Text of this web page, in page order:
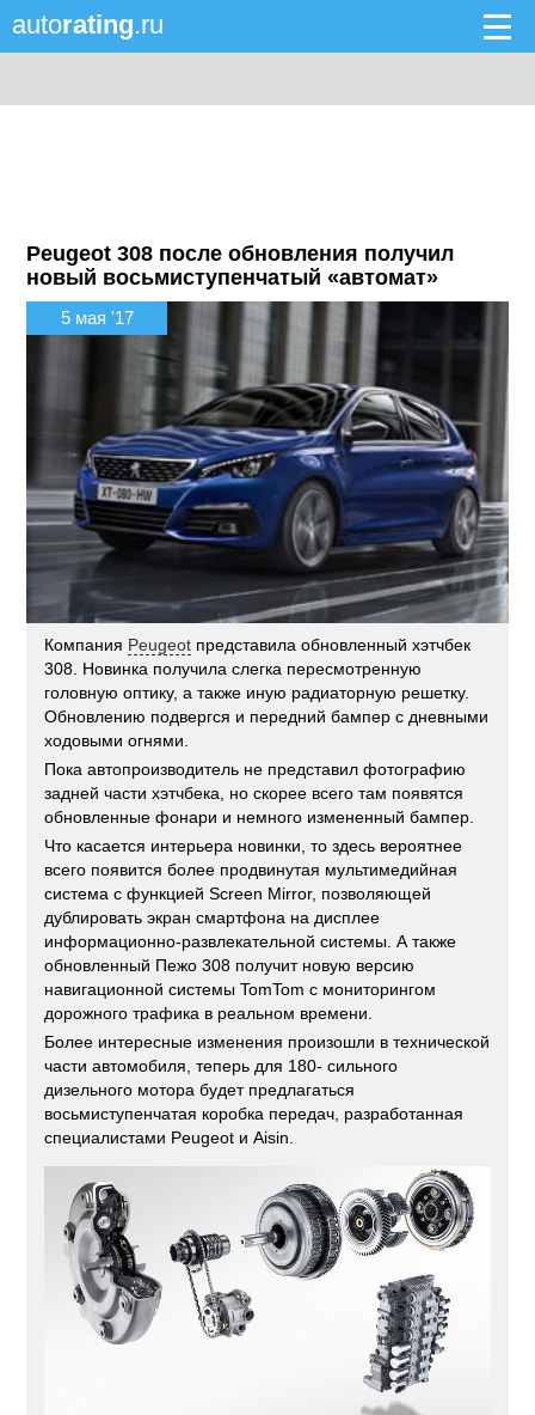
autorating.ru
Peugeot 308 после обновления получил
новый восьмиступенчатый «автомат»
5 мая '17
Компания Peugeot представила обновленный хэтчбек
308. Новинка получила слегка пересмотренную
головную оптику, а также иную радиаторную решетку.
Обновлению подвергся и передний бампер с дневными
ходовыми огнями.
Пока автопроизводитель не представил фотографию
задней части хэтчбека, но скорее всего там появятся
обновленные фонари и немного измененный бампер.
Что касается интерьера новинки, то здесь вероятнее
всего появится более продвинутая мультимедийная
система с функцией Screen Mirror, позволяющей
дублировать экран смартфона на дисплее
информационно-развлекательной системы. А также
обновленный Пежо 308 получит новую версию
навигационной системы TomTom с мониторингом
дорожного трафика в реальном времени.
Более интересные изменения произошли в технической
части автомобиля, теперь для 180- сильного
дизельного мотора будет предлагаться
восьмиступенчатая коробка передач, разработанная
специалистами Peugeot и Aisin.